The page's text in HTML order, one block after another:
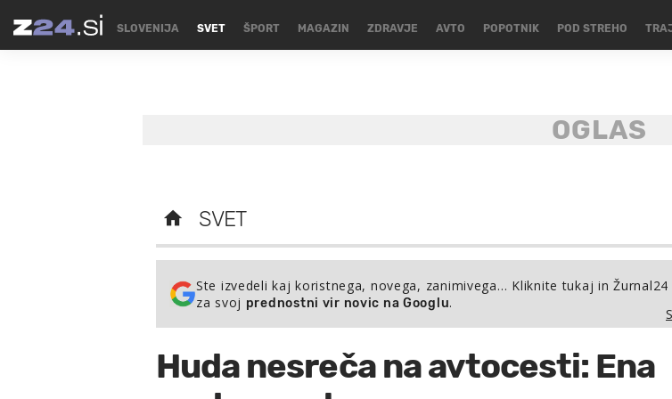
SLOVENIJA SVET ŠPORT MAGAZIN ZDRAVJE AVTO POPOTNIK POD STREHO
SVET
Ste izvedeli kaj koristnega, novega, zanimivega… Kliknite tukaj in Žurnal24
za svoj prednostni vir novic na Googlu.
Huda nesreča na avtocesti: Ena